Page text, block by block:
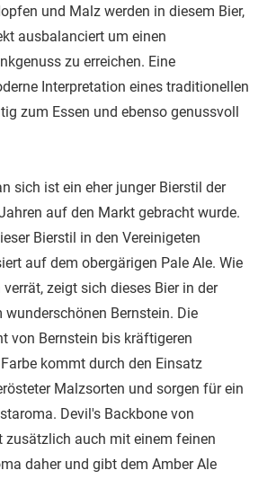
und Malz werden in diesem Bier,
ausbalanciert um einen
zu erreichen. Eine
Interpretation eines traditionellen
zum Essen und ebenso genussvoll
sich ist ein eher junger Bierstil der
auf den Markt gebracht wurde.
Bierstil in den Vereinigeten
auf dem obergärigen Pale Ale. Wie
zeigt sich dieses Bier in der
wunderschönen Bernstein. Die
von Bernstein bis kräftigeren
kommt durch den Einsatz
Malzsorten und sorgen für ein
Devil's Backbone von
zusätzlich auch mit einem feinen
daher und gibt dem Amber Ale